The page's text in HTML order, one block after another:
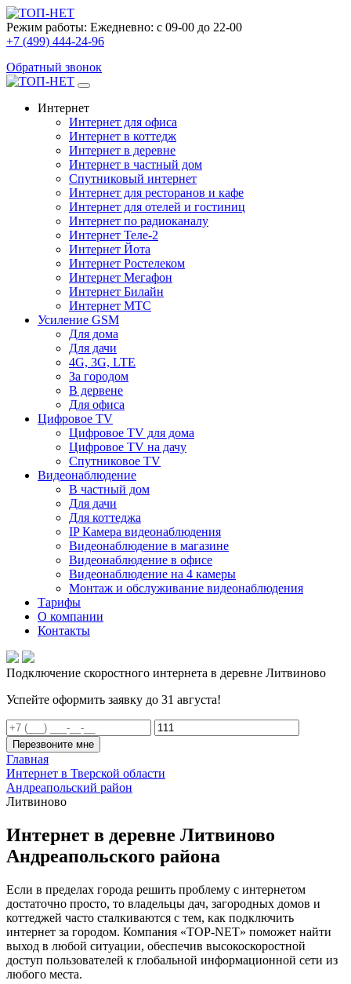
Режим работы: Ежедневно: с 09-00 до 22-00
+7 (499) 444-24-96
Обратный звонок
Интернет
Интернет для офиса
Интернет в коттедж
Интернет в деревне
Интернет в частный дом
Спутниковый интернет
Интернет для ресторанов и кафе
Интернет для отелей и гостиниц
Интернет по радиоканалу
Интернет Теле-2
Интернет Йота
Интернет Ростелеком
Интернет Мегафон
Интернет Билайн
Интернет МТС
Усиление GSM
Для дома
Для дачи
4G, 3G, LTE
За городом
В дервене
Для офиса
Цифровое TV
Цифровое TV для дома
Цифровое TV на дачу
Спутниковое TV
Видеонаблюдение
В частный дом
Для дачи
Для коттеджа
IP Камера видеонаблюдения
Видеонаблюдение в магазине
Видеонаблюдение в офисе
Видеонаблюдение на 4 камеры
Монтаж и обслуживание видеонаблюдения
Тарифы
О компании
Контакты
Подключение скоростного интернета в деревне Литвиново
Успейте оформить заявку до 31 августа!
Перезвоните мне
Главная
Интернет в Тверской области
Андреапольский район
Литвиново
Интернет в деревне Литвиново
Андреапольского района
Если в пределах города решить проблему с интернетом
достаточно просто, то владельцы дач, загородных домов и
коттеджей часто сталкиваются с тем, как подключить
интернет за городом. Компания «TOP-NET» поможет найти
выход в любой ситуации, обеспечив высокоскоростной
доступ пользователей к глобальной информационной сети из
любого места.